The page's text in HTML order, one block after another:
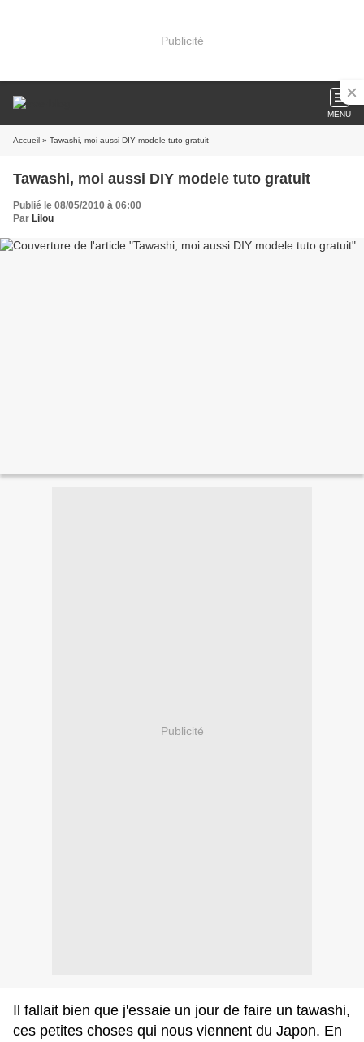
Publicité
MENU
Accueil » Tawashi, moi aussi DIY modele tuto gratuit
Tawashi, moi aussi DIY modele tuto gratuit
Publié le 08/05/2010 à 06:00
Par Lilou
Publicité
Il fallait bien que j'essaie un jour de faire un tawashi,
ces petites choses qui nous viennent du Japon. En